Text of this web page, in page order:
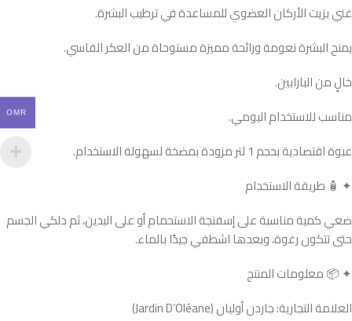
غني بزيت الأركان العضوي للمساعدة في ترطيب البشرة.
يمنح البشرة نعومة ورائحة مميزة مستوحاة من العكر الفاسي.
خالٍ من البارابين.
مناسب للاستخدام اليومي.
عبوة اقتصادية بحجم 1 لتر مزودة بمضخة لسهولة الاستخدام.
✦ 🧴 طريقة الاستخدام
ضعي كمية مناسبة على إسفنجة الاستحمام أو على اليدين، ثم دلكي الجسم
حتى تتكون رغوة، وبعدها اشطفي جيدًا بالماء.
✦ 📦 معلومات المنتج
العلامة التجارية: جاردن أوليان (Jardin D’Oléane)
OMR